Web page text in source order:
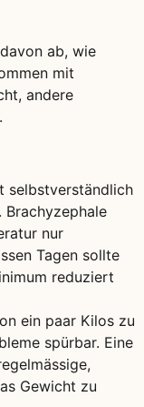
ab, wie
mit
andere
selbstverständlich
nur
Tagen sollte
reduziert
ein paar Kilos zu
spürbar. Eine
Gewicht zu